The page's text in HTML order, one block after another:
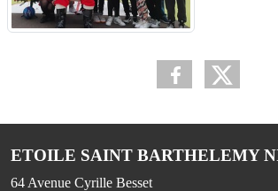
ETOILE SAINT BARTHELEMY
64 Avenue Cyrille Besset